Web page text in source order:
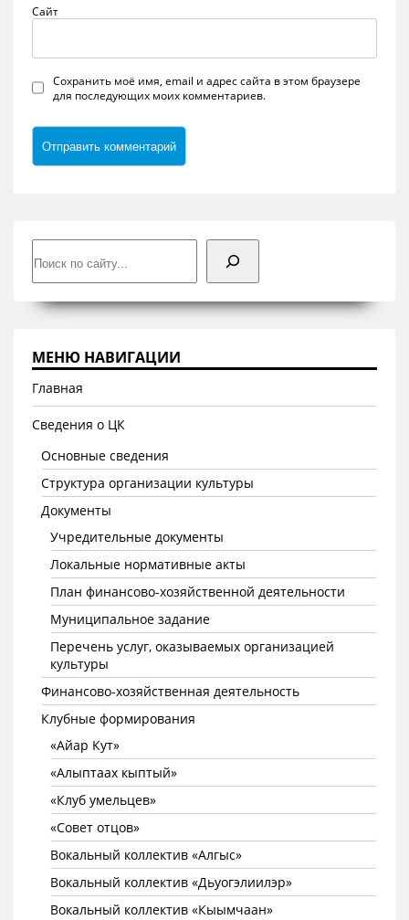
Сайт
Сохранить моё имя, email и адрес сайта в этом браузере
для последующих моих комментариев.
МЕНЮ НАВИГАЦИИ
Главная
Сведения о ЦК
Основные сведения
Структура организации культуры
Документы
Учредительные документы
Локальные нормативные акты
План финансово-хозяйственной деятельности
Муниципальное задание
Перечень услуг, оказываемых организацией
культуры
Финансово-хозяйственная деятельность
Клубные формирования
«Айар Кут»
«Алыптаах кыптый»
«Клуб умельцев»
«Совет отцов»
Вокальный коллектив «Алгыс»
Вокальный коллектив «Дьуогэлиилэр»
Вокальный коллектив «Кыымчаан»